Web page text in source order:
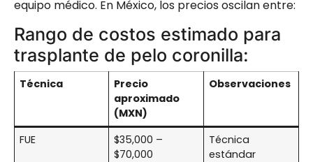
equipo médico. En México, los precios oscilan entre:
Rango de costos estimado para
trasplante de pelo coronilla:
Técnica
Precio
aproximado
(MXN)
Observaciones
FUE
$35,000 –
$70,000
Técnica
estándar